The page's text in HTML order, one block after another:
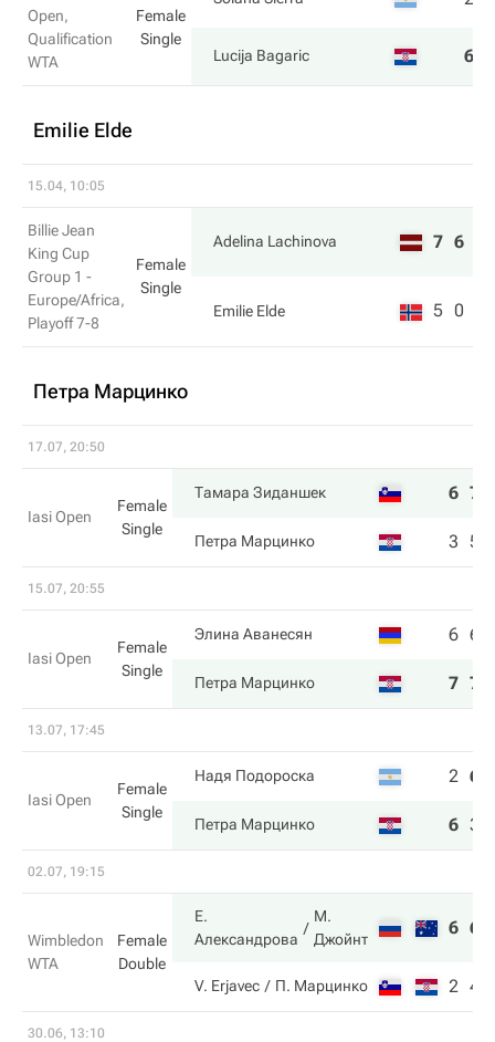
Open,
Qualification
WTA
Female
Single
Lucija Bagaric 6
Emilie Elde
15.04, 10:05
Billie Jean
King Cup
Group 1 -
Europe/Africa,
Playoff 7-8
Female
Single
Adelina Lachinova 7 6
Emilie Elde 5 0
Петра Марцинко
17.07, 20:50
Iasi Open
Female
Single
Тамара Зиданшек 6 7
Петра Марцинко 3 5
15.07, 20:55
Iasi Open
Female
Single
Элина Аванесян 6 6
Петра Марцинко 7 7
13.07, 17:45
Iasi Open
Female
Single
Надя Подороска 2 6
Петра Марцинко 6 3
02.07, 19:15
Wimbledon
WTA
Female
Double
Е.
Александрова
М.
Джойнт
6 6
V. Erjavec П. Марцинко 2 4
30.06, 13:10